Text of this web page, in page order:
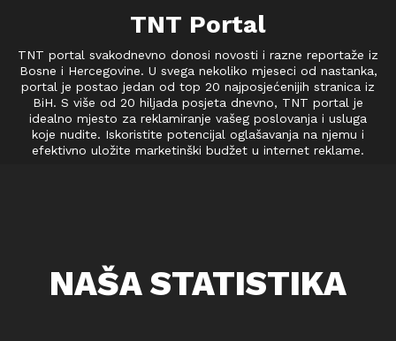
TNT Portal
TNT portal svakodnevno donosi novosti i razne reportaže iz
Bosne i Hercegovine. U svega nekoliko mjeseci od nastanka,
portal je postao jedan od top 20 najposjećenijih stranica iz
BiH. S više od 20 hiljada posjeta dnevno, TNT portal je
idealno mjesto za reklamiranje vašeg poslovanja i usluga
koje nudite. Iskoristite potencijal oglašavanja na njemu i
efektivno uložite marketinški budžet u internet reklame.
NAŠA STATISTIKA